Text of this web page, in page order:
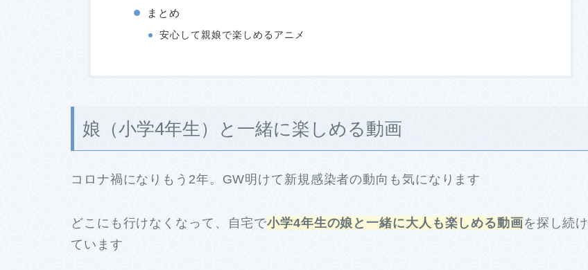
まとめ
安心して親娘で楽しめるアニメ
娘（小学4年生）と一緒に楽しめる動画
コロナ禍になりもう2年。GW明けて新規感染者の動向も気になります
どこにも行けなくなって、自宅で小学4年生の娘と一緒に大人も楽しめる動画を探し続け
ています